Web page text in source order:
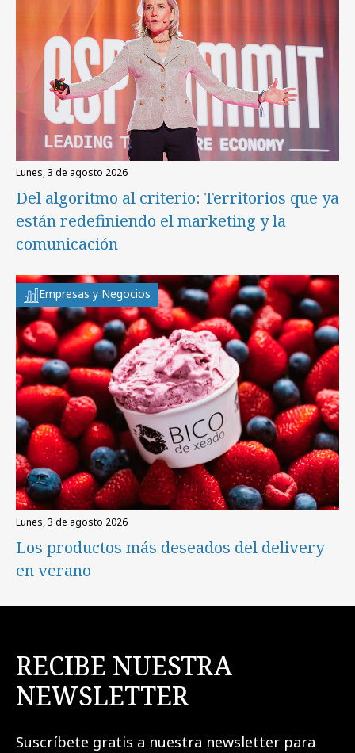
lunes, 3 de agosto 2026
Del algoritmo al criterio: Territorios que ya
están redefiniendo el marketing y la
comunicación
Empresas y Negocios
lunes, 3 de agosto 2026
Los productos más deseados del delivery
en verano
RECIBE NUESTRA
NEWSLETTER
Suscríbete gratis a nuestra newsletter para